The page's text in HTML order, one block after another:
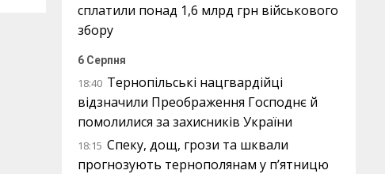
сплатили понад 1,6 млрд грн військового
збору
6 Серпня
18:40 Тернопільські нацгвардійці
відзначили Преображення Господнє й
помолилися за захисників України
18:15 Спеку, дощ, грози та шквали
прогнозують тернополянам у п’ятницю